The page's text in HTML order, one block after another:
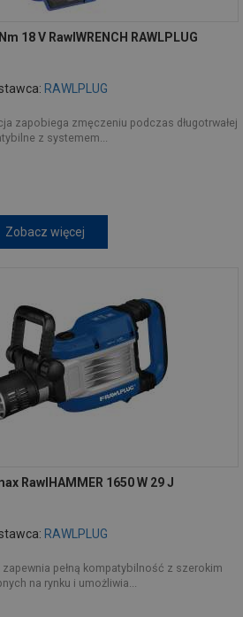
18 V RawlWRENCH RAWLPLUG
RAWLPLUG
zapobiega zmęczeniu podczas długotrwałej
z systemem...
Zobacz więcej
RawlHAMMER 1650 W 29 J
RAWLPLUG
zapewnia pełną kompatybilność z szerokim
na rynku i umożliwia...